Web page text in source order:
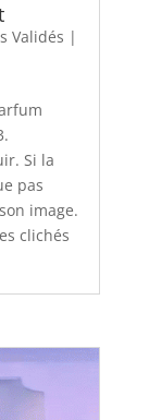
Validés |
Si la
pas
image.
clichés